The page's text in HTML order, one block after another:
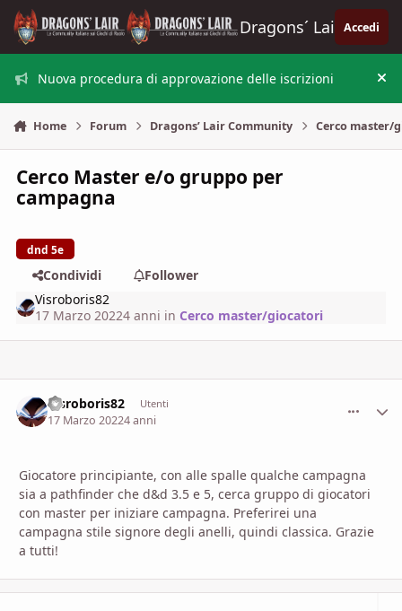
Vai al contenuto
Dragons´ Lair Accedi
Nuova procedura di approvazione delle iscrizioni
Home Forum Dragons’ Lair Community Cerco master/
Cerco Master e/o gruppo per
campagna
dnd 5e
Condividi
Follower
Visroboris82
17 Marzo 20224 anni in Cerco master/giocatori
Visroboris82 Utenti
17 Marzo 20224 anni
Giocatore principiante, con alle spalle qualche campagna
sia a pathfinder che d&d 3.5 e 5, cerca gruppo di giocatori
con master per iniziare campagna. Preferirei una
campagna stile signore degli anelli, quindi classica. Grazie
a tutti!